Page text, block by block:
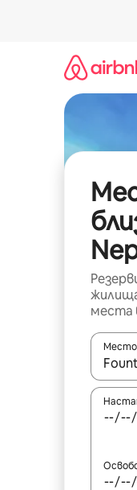
места